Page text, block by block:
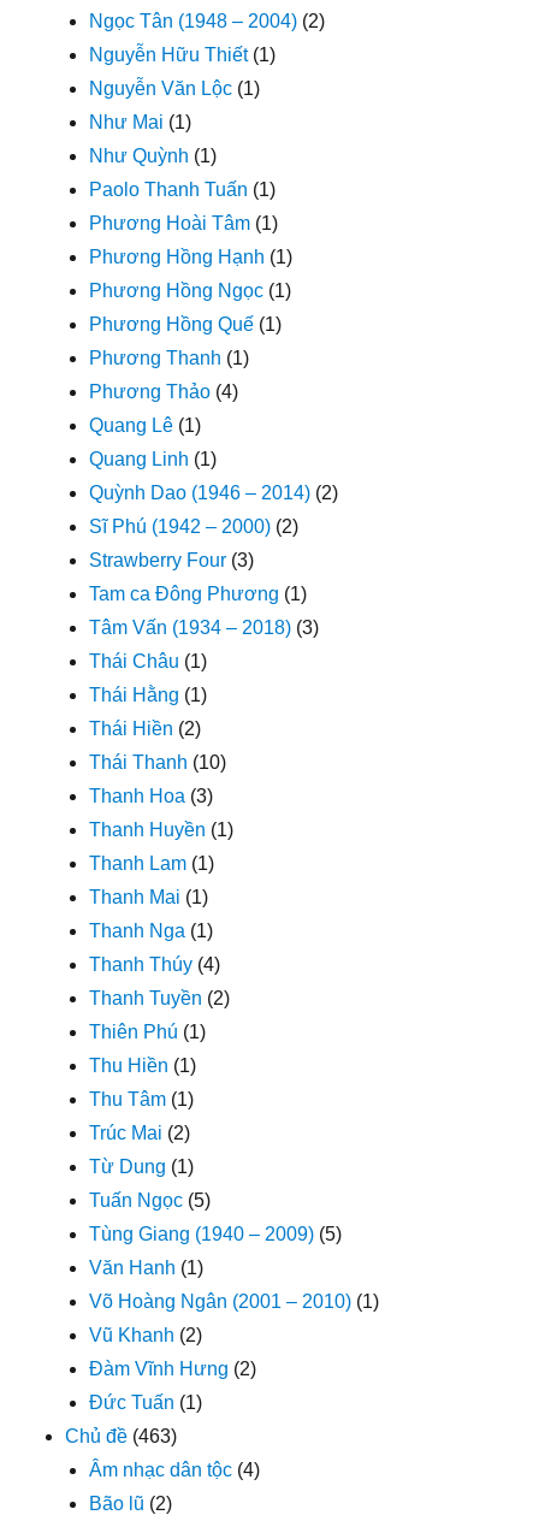
Ngọc Tân (1948 – 2004) (2)
Nguyễn Hữu Thiết(1)
Nguyễn Văn Lộc (1)
Như Mai (1)
Như Quỳnh (1)
Paolo Thanh Tuấn (1)
Phương Hoài Tâm (1)
Phương Hồng Hạnh (1)
Phương Hồng Ngọc (1)
Phương Hồng Quế (1)
Phương Thanh (1)
Phương Thảo (4)
Quang Lê (1)
Quang Linh (1)
Quỳnh Dao (1946 – 2014) (2)
Sĩ Phú (1942 – 2000) (2)
Strawberry Four (3)
Tam ca Đông Phương (1)
Tâm Vấn (1934 – 2018) (3)
Thái Châu (1)
Thái Hằng (1)
Thái Hiền (2)
Thái Thanh (10)
Thanh Hoa (3)
Thanh Huyền (1)
Thanh Lam (1)
Thanh Mai (1)
Thanh Nga (1)
Thanh Thúy (4)
Thanh Tuyền (2)
Thiên Phú (1)
Thu Hiền (1)
Thu Tâm (1)
Trúc Mai (2)
Từ Dung (1)
Tuấn Ngọc (5)
Tùng Giang (1940 – 2009) (5)
Văn Hanh (1)
Võ Hoàng Ngân (2001 – 2010) (1)
Vũ Khanh (2)
Đàm Vĩnh Hưng (2)
Đức Tuấn (1)
Chủ đề (463)
Âm nhạc dân tộc (4)
Bão lũ (2)